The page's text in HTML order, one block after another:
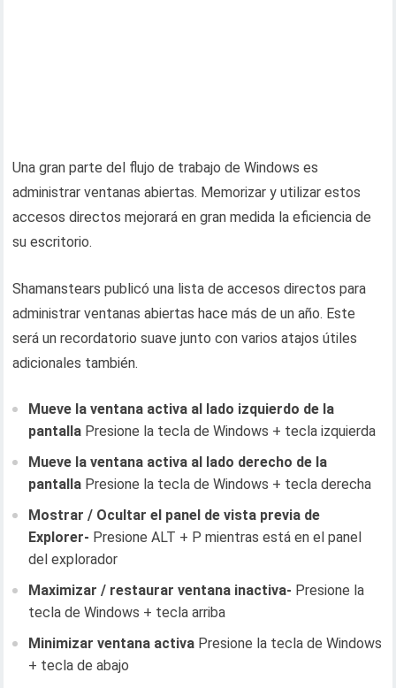
Una gran parte del flujo de trabajo de Windows es
administrar ventanas abiertas. Memorizar y utilizar estos
accesos directos mejorará en gran medida la eficiencia de
su escritorio.
Shamanstears publicó una lista de accesos directos para
administrar ventanas abiertas hace más de un año. Este
será un recordatorio suave junto con varios atajos útiles
adicionales también.
Mueve la ventana activa al lado izquierdo de la
pantalla Presione la tecla de Windows + tecla izquierda
Mueve la ventana activa al lado derecho de la
pantalla Presione la tecla de Windows + tecla derecha
Mostrar / Ocultar el panel de vista previa de
Explorer- Presione ALT + P mientras está en el panel
del explorador
Maximizar / restaurar ventana inactiva- Presione la
tecla de Windows + tecla arriba
Minimizar ventana activa Presione la tecla de Windows
+ tecla de abajo